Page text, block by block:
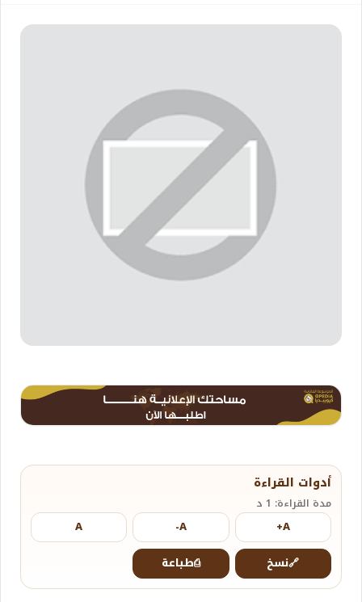
أدوات القراءة
مدة القراءة: 1 د
A+
A-
A
🔗نسخ ⎙طباعة